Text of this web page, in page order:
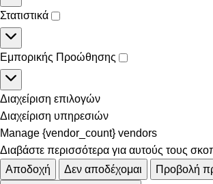
Στατιστικά
Εμπορικής Προώθησης
Διαχείριση επιλογών
Διαχείριση υπηρεσιών
Manage {vendor_count} vendors
Διαβάστε περισσότερα για αυτούς τους
Αποδοχή
Δεν αποδέχομαι
Προβολή